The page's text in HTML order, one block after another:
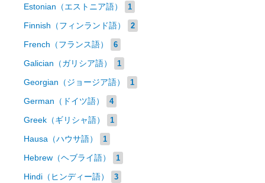
Estonian（エストニア語） 1
Finnish（フィンランド語） 2
French（フランス語） 6
Galician（ガリシア語） 1
Georgian（ジョージア語） 1
German（ドイツ語） 4
Greek（ギリシャ語） 1
Hausa（ハウサ語） 1
Hebrew（ヘブライ語） 1
Hindi（ヒンディー語） 3